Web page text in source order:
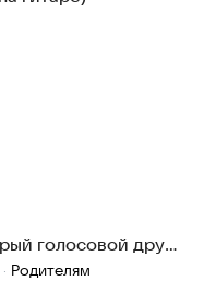
голосовой друг
· Родителям